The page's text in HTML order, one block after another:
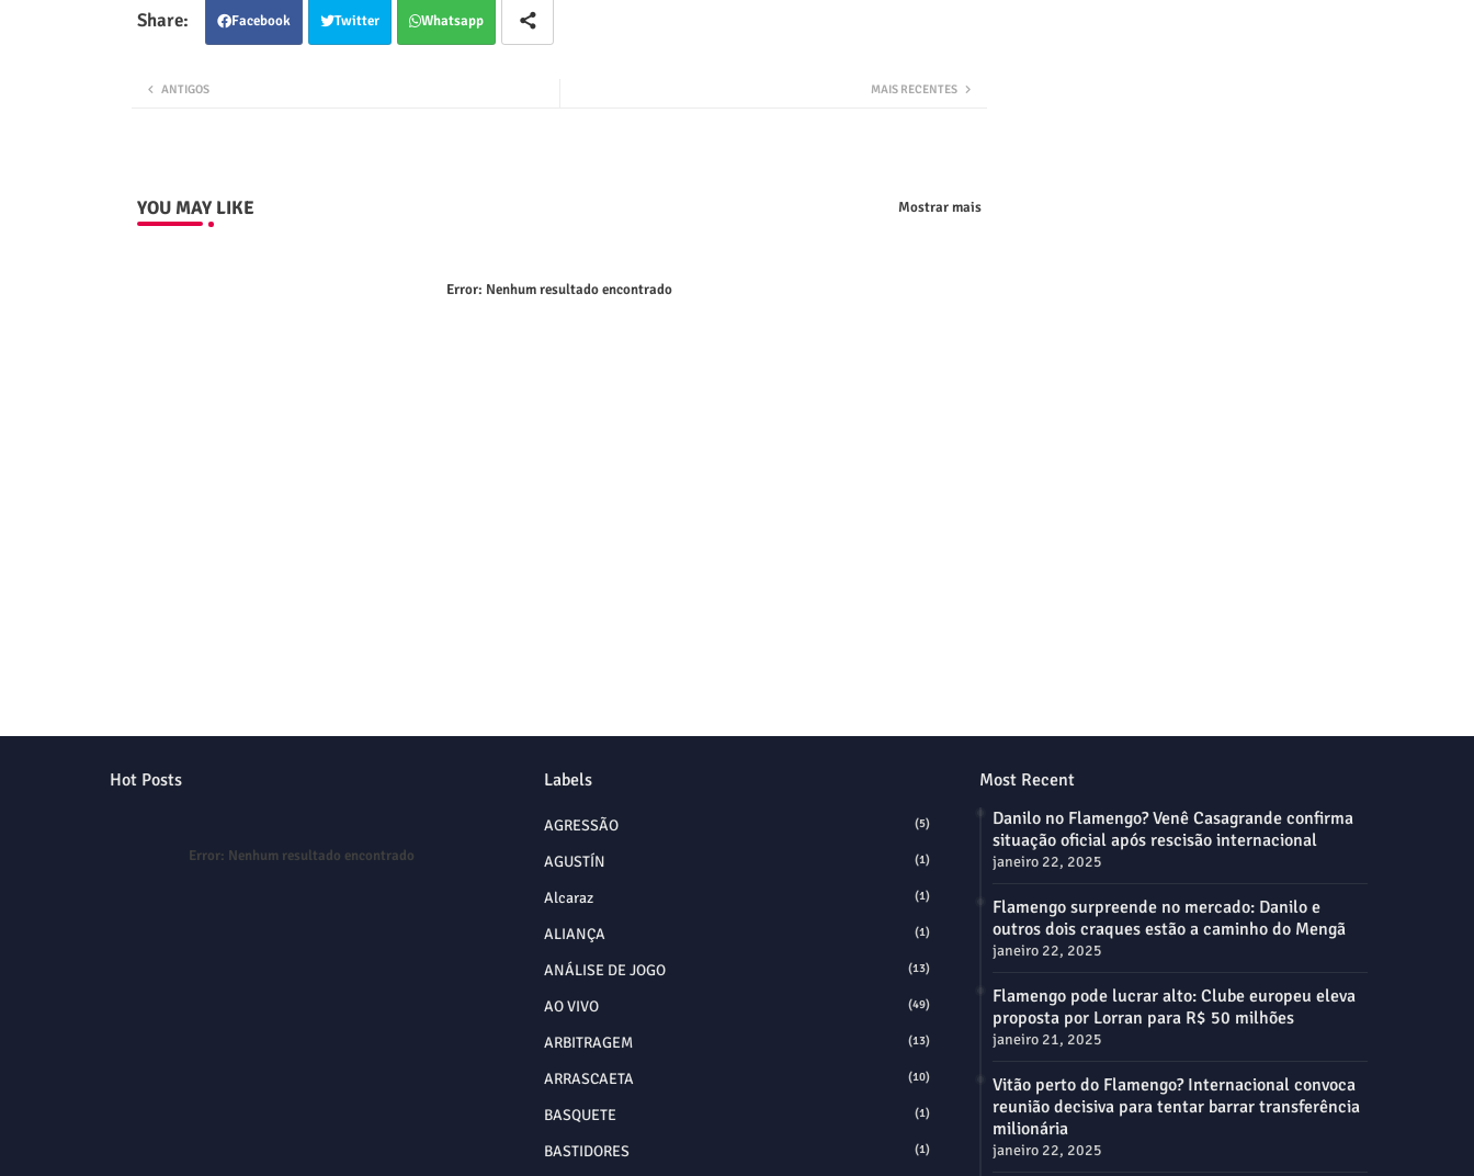
Facebook Twitter Whatsapp
MAIS RECENTES
ANTIGOS
YOU MAY LIKE Mostrar mais
Error: Nenhum resultado encontrado
Hot Posts
Error: Nenhum resultado encontrado
Labels
AGRESSÃO (5)
AGUSTÍN (1)
Alcaraz (1)
ALIANÇA (1)
ANÁLISE DE JOGO (13)
AO VIVO (49)
ARBITRAGEM (13)
ARRASCAETA (10)
BASQUETE (1)
BASTIDORES (1)
Most Recent
Danilo no Flamengo? Venê Casagrande confirma
situação oficial após rescisão internacional
janeiro 22, 2025
Flamengo surpreende no mercado: Danilo e
outros dois craques estão a caminho do Mengã
janeiro 22, 2025
Flamengo pode lucrar alto: Clube europeu eleva
proposta por Lorran para R$ 50 milhões
janeiro 21, 2025
Vitão perto do Flamengo? Internacional convoca
reunião decisiva para tentar barrar transferência
milionária
janeiro 22, 2025